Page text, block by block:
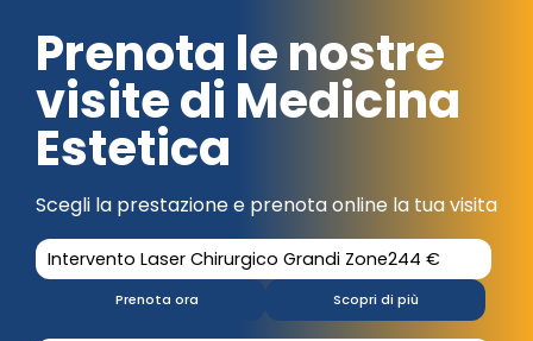
Prenota le nostre
visite di Medicina
Estetica
Scegli la prestazione e prenota online la tua visita
Intervento Laser Chirurgico Grandi Zone244 €
Prenota ora Scopri di più